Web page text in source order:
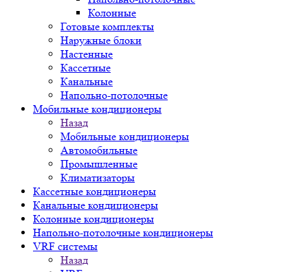
Колонные
Готовые комплекты
Наружные блоки
Настенные
Кассетные
Канальные
Напольно-потолочные
Мобильные кондиционеры
Назад
Мобильные кондиционеры
Автомобильные
Промышленные
Климатизаторы
Кассетные кондиционеры
Канальные кондиционеры
Колонные кондиционеры
Напольно-потолочные кондиционеры
VRF системы
Назад